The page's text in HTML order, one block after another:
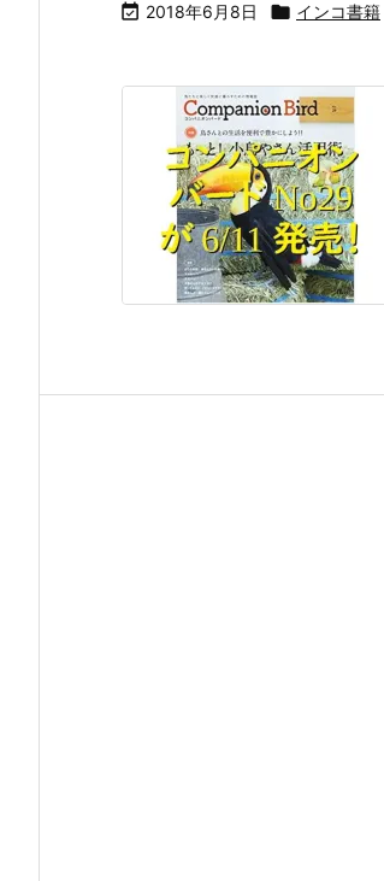
 2018年6月8日  インコ書籍